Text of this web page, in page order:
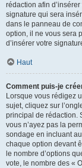
rédaction afin
signature qui sera
dans le panneau de
option, il ne vous sera
d’insérer votre
Haut
Comment puis-je
Lorsque vous rédigez
sujet, cliquez sur
principal de rédaction.
vous n’ayez pas la
sondage en incluant
chaque option devant
le nombre d’options
vote, le nombre des «